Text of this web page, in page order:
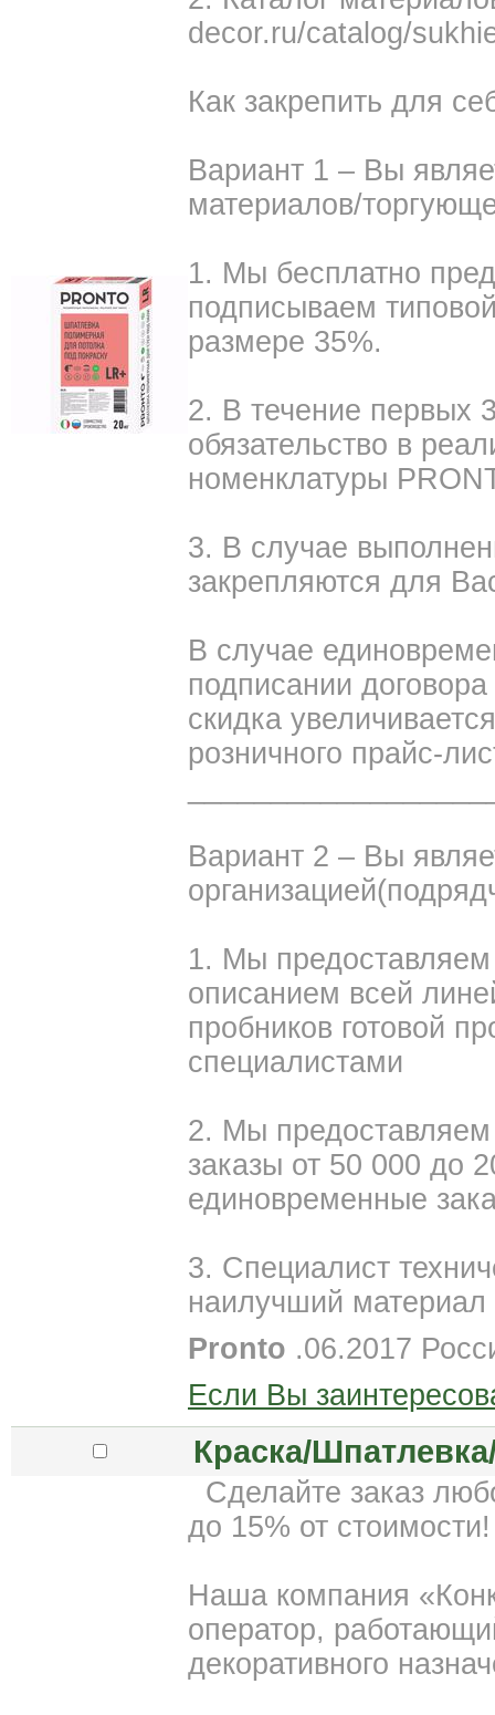
decor.ru/catalog/
Как закрепить для
Вариант 1 – Вы
материалов/
1. Мы бесплатно
подписываем
размере 35%.
2. В течение первых
обязательство в
номенклатуры
3. В случае
закрепляются для
В случае
подписании
скидка
розничного прайс-
Вариант 2 – Вы
1. Мы
описанием всей
пробников готовой
специалистами
2. Мы
заказы от 50 000 до
единовременные
3. Специалист
наилучший материал
Pronto .06.2017
Если Вы
Краска/
Сделайте заказ
до 15% от стоимости!
Наша компания
оператор,
декоративного